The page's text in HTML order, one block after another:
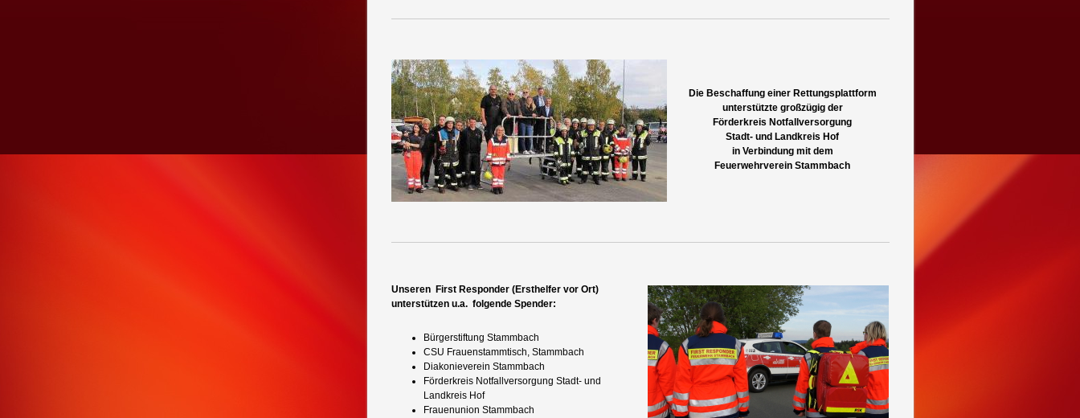
Die Beschaffung einer Rettungsplattform
unterstützte großzügig der
Förderkreis Notfallversorgung
Stadt- und Landkreis Hof
in Verbindung mit dem
Feuerwehrverein Stammbach
Unseren First Responder (Ersthelfer vor Ort)
unterstützen u.a. folgende Spender:
Bürgerstiftung Stammbach
CSU Frauenstammtisch, Stammbach
Diakonieverein Stammbach
Förderkreis Notfallversorgung Stadt- und
Landkreis Hof
Frauenunion Stammbach